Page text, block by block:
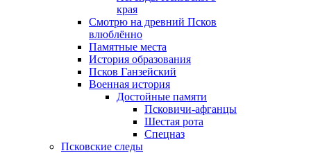
края
Смотрю на древний Псков
влюблённо
Памятные места
История образования
Псков Ганзейский
Военная история
Достойные памяти
Псковичи-афганцы
Шестая рота
Спецназ
Псковские следы